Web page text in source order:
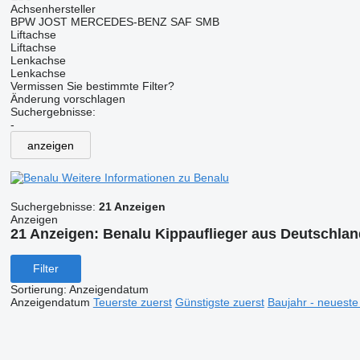
Achsenhersteller
BPW JOST MERCEDES-BENZ SAF SMB
Liftachse
Liftachse
Lenkachse
Lenkachse
Vermissen Sie bestimmte Filter?
Änderung vorschlagen
Suchergebnisse:
-
anzeigen
Weitere Informationen zu Benalu
Suchergebnisse: 21 Anzeigen
Anzeigen
21 Anzeigen: Benalu Kippauflieger aus
Filter
Sortierung: Anzeigendatum
Anzeigendatum Teuerste zuerst Günstigste zuerst Baujahr -